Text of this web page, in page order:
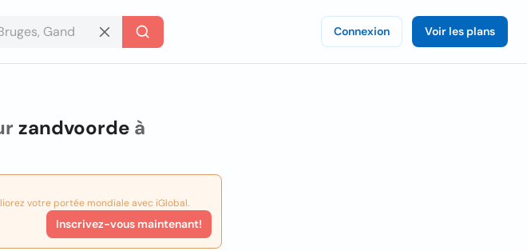
Connexion Voir les plans
zandvoordeà
votre portée mondiale avec iGlobal.
Inscrivez-vous maintenant!